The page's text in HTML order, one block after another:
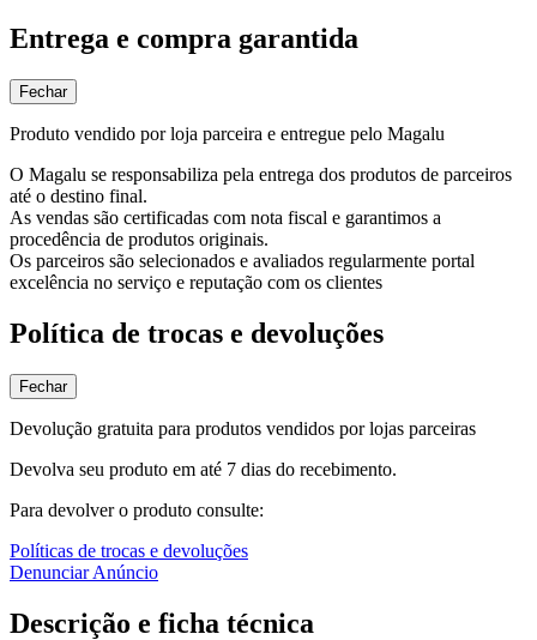
Entrega e compra garantida
Fechar
Produto vendido por loja parceira e entregue pelo Magalu
O Magalu se responsabiliza pela entrega dos produtos de parceiros
até o destino final.
As vendas são certificadas com nota fiscal e garantimos a
procedência de produtos originais.
Os parceiros são selecionados e avaliados regularmente portal
excelência no serviço e reputação com os clientes
Política de trocas e devoluções
Fechar
Devolução gratuita para produtos vendidos por lojas parceiras
Devolva seu produto em até 7 dias do recebimento.
Para devolver o produto consulte:
Políticas de trocas e devoluções
Denunciar Anúncio
Descrição e ficha técnica